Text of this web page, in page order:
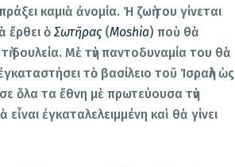
καμιὰ ἀνομία. Ἡ ζωὴ του γίνεται
ἔρθει ὁΣωτῆρας(Moshia) ποὺ θὰ
δουλεία. Μὲ τὴν παντοδυναμία του θὰ
τὸ βασίλειο τοῦ Ἰσραὴλ ὡς
ὅλα τα ἔθνη μὲ πρωτεύουσα τὴν
ἐγκαταλελειμμένη καὶ θὰ γίνει